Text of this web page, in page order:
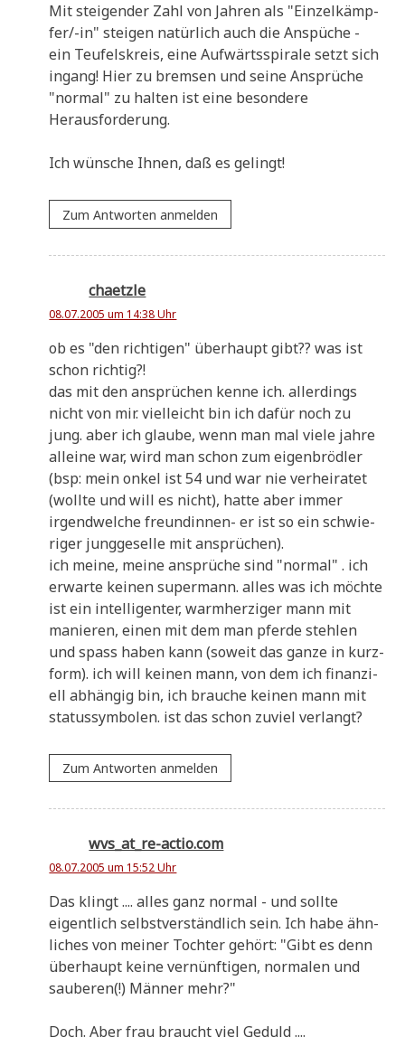
Mit stei­gen­der Zahl von Jah­ren als "Ein­zel­kämp­
fer/-in" stei­gen natür­lich auch die Anspü­che -
ein Teu­fels­kreis, eine Auf­wärts­spi­ra­le setzt sich
ingang! Hier zu brem­sen und sei­ne Ansprü­che
"nor­mal" zu hal­ten ist eine beson­de­re
Herausforderung.
Ich wün­sche Ihnen, daß es gelingt!
Zum Antworten anmelden
chaetzle
08.07.2005 um 14:38 Uhr
ob es "den rich­ti­gen" über­haupt gibt?? was ist
schon richtig?!
das mit den ansprü­chen ken­ne ich. aller­dings
nicht von mir. viel­leicht bin ich dafür noch zu
jung. aber ich glau­be, wenn man mal vie­le jah­re
allei­ne war, wird man schon zum eigen­bröd­ler
(bsp: mein onkel ist 54 und war nie ver­hei­ra­tet
(woll­te und will es nicht), hat­te aber immer
irgend­wel­che freun­din­nen- er ist so ein schwie­
ri­ger jung­ge­sel­le mit ansprüchen).
ich mei­ne, mei­ne ansprü­che sind "nor­mal" . ich
erwar­te kei­nen super­mann. alles was ich möch­te
ist ein intel­li­gen­ter, warm­her­zi­ger mann mit
manie­ren, einen mit dem man pfer­de steh­len
und spass haben kann (soweit das gan­ze in kurz­
form). ich will kei­nen mann, von dem ich finan­zi­
ell abhän­gig bin, ich brau­che kei­nen mann mit
sta­tus­sym­bo­len. ist das schon zuviel verlangt?
Zum Antworten anmelden
wvs_at_re-actio.com
08.07.2005 um 15:52 Uhr
Das klingt .... alles ganz nor­mal - und soll­te
eigent­lich selbst­ver­ständ­lich sein. Ich habe ähn­
li­ches von mei­ner Toch­ter gehört: "Gibt es denn
über­haupt kei­ne ver­nünf­ti­gen, nor­ma­len und
sau­be­ren(!) Män­ner mehr?"
Doch. Aber frau braucht viel Geduld ....